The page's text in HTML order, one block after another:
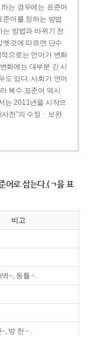
는 경우에는 표준어
준어를 정하는 방법
방법과 바뀌기 전
엣것에 따르면 단수
으로는 언어가 변화
화에는 대부분 긴 시
도 있다. 사회가 언어
복수 표준어 역시
는 2011년을 시작으
전”의 수정ㆍ보완
어로 삼는다.(ㄱ을 표
비고
벽~, 동틀 ~.
방 한 ~.